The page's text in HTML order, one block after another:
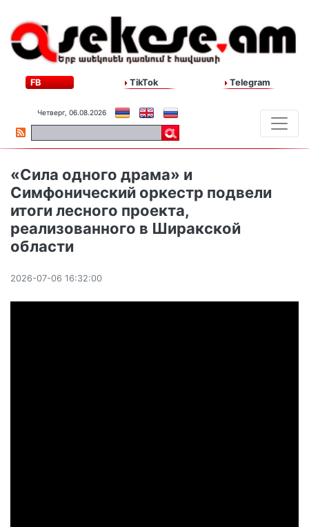
FB TikTok Telegram
Четверг, 06.08.2026
«Сила одного драма» и
Симфонический оркестр подвели
итоги лесного проекта,
реализованного в Ширакской
области
2026-07-06 16:32:00